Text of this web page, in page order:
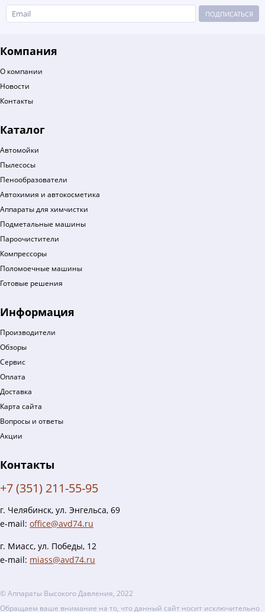
ПОДПИСАТЬСЯ
Компания
О компании
Новости
Контакты
Каталог
Автомойки
Пылесосы
Пенообразователи
Автохимия и автокосметика
Аппараты для химчистки
Подметальные машины
Пароочистители
Компрессоры
Поломоечные машины
Готовые решения
Информация
Производители
Обзоры
Сервис
Оплата
Доставка
Карта сайта
Вопросы и ответы
Акции
Контакты
+7 (351) 211-55-95
г. Челябинск, ул. Энгельса, 69
e-mail: office@avd74.ru
г. Миасс, ул. Победы, 12
e-mail: miass@avd74.ru
© Аппараты Высокого Давления, 2022
Обращаем ваше внимание на то, что данный сайт носит исключительно